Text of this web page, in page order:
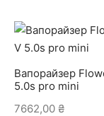
Вапорайзер
5.0s pro mini
7662,00 ₴